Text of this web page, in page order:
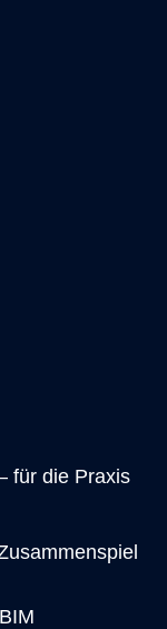
für die Praxis